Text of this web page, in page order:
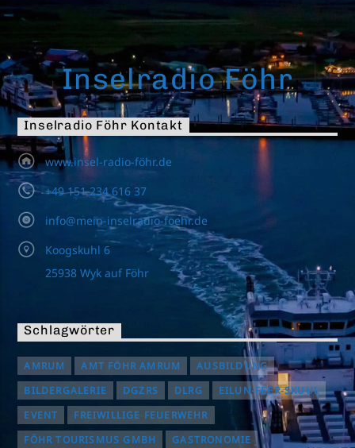
Inselradio Föhr
Inselradio Föhr Kontakt
www.insel-radio-föhr.de
+49 151 234 616 37
info@mein-inselradio-foehr.de
Koogskuhl 6
25938 Wyk auf Föhr
Schlagwörter
AMRUM AMT FÖHR AMRUM
AUSBILDUNG
BILDERGALERIE
DGZRS DLRG
EILUN-FEER-SKUUL
EVENT
FREIWILLIGE FEUERWEHR
FÖHR TOURISMUS GMBH
GASTRONOMIE